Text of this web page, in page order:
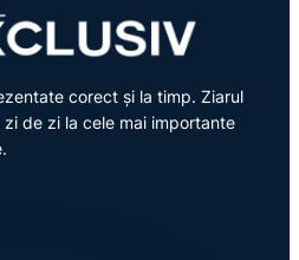
corect și la timp. Ziarul
de zi la cele mai importante